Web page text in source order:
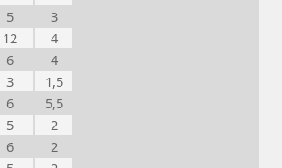
5
3
12
4
6
4
3
1,5
6
5,5
5
2
6
2